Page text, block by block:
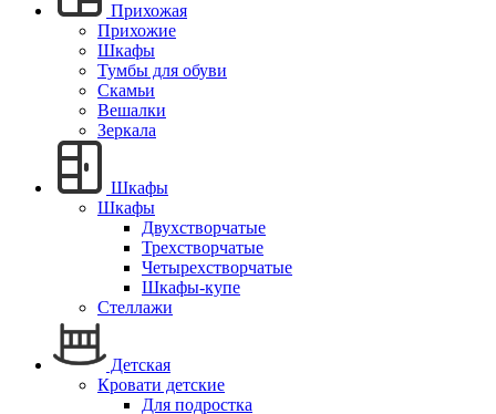
Прихожая
Прихожие
Шкафы
Тумбы для обуви
Скамьи
Вешалки
Зеркала
Шкафы
Шкафы
Двухстворчатые
Трехстворчатые
Четырехстворчатые
Шкафы-купе
Стеллажи
Детская
Кровати детские
Для подростка